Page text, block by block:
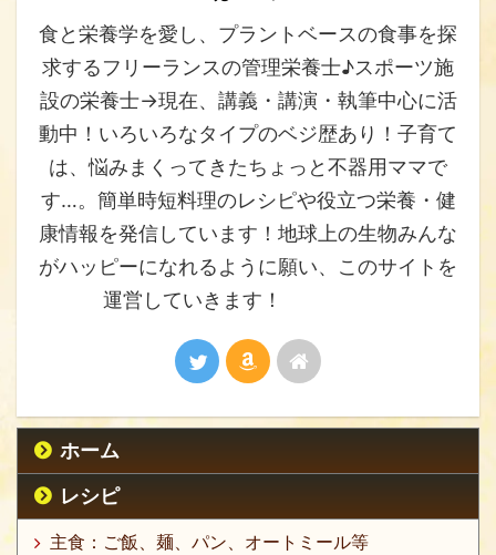
食と栄養学を愛し、プラントベースの食事を探
求するフリーランスの管理栄養士♪スポーツ施
設の栄養士→現在、講義・講演・執筆中心に活
動中！いろいろなタイプのベジ歴あり！子育て
は、悩みまくってきたちょっと不器用ママで
す…。簡単時短料理のレシピや役立つ栄養・健
康情報を発信しています！地球上の生物みんな
がハッピーになれるように願い、このサイトを
運営していきます！
ホーム
レシピ
主食：ご飯、麺、パン、オートミール等